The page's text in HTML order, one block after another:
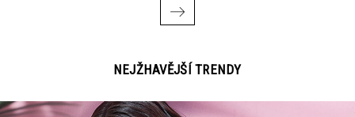
NEJŽHAVĚJŠÍ TRENDY